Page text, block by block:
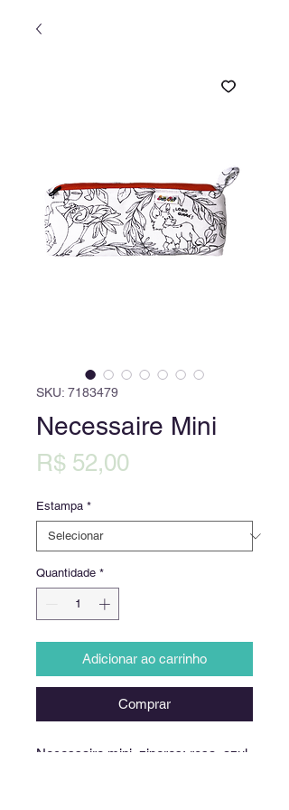
SKU: 7183479
Necessaire Mini
R$ 52,00Preço
Estampa *
Quantidade *
Adicionar ao carrinho
Comprar
Necessaire mini, ziperes: rosa, azul,